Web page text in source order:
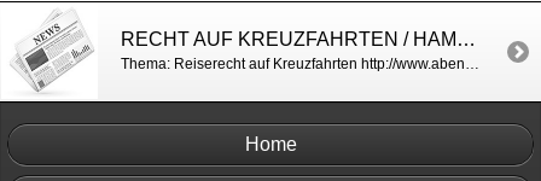
RECHT AUF KREUZFAHRTEN / HAMBURGER ABENDBLATT
Thema: Reiserecht auf Kreuzfahrten http://www.abendblatt.de/reise/article205797805/Was-beim-Urlaub-auf-dem-Schiff-rechtens-ist.html
Home